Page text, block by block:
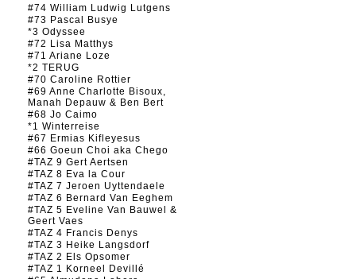
#74 William Ludwig Lutgens
#73 Pascal Busye
*3 Odyssee
#72 Lisa Matthys
#71 Ariane Loze
*2 TERUG
#70 Caroline Rottier
#69 Anne Charlotte Bisoux,
Manah Depauw & Ben Bert
#68 Jo Caimo
*1 Winterreise
#67 Ermias Kifleyesus
#66 Goeun Choi aka Chego
#TAZ 9 Gert Aertsen
#TAZ 8 Eva la Cour
#TAZ 7 Jeroen Uyttendaele
#TAZ 6 Bernard Van Eeghem
#TAZ 5 Eveline Van Bauwel &
Geert Vaes
#TAZ 4 Francis Denys
#TAZ 3 Heike Langsdorf
#TAZ 2 Els Opsomer
#TAZ 1 Korneel Devillé